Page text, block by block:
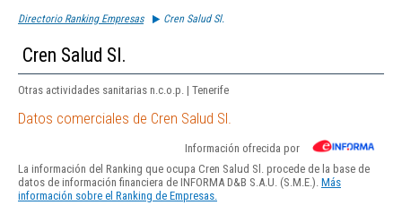
Directorio Ranking Empresas Cren Salud Sl.
Cren Salud Sl.
Otras actividades sanitarias n.c.o.p. | Tenerife
Datos comerciales de Cren Salud Sl.
Información ofrecida por
La información del Ranking que ocupa Cren Salud Sl. procede de la base de
datos de información financiera de INFORMA D&B S.A.U. (S.M.E.). Más
información sobre el Ranking de Empresas.